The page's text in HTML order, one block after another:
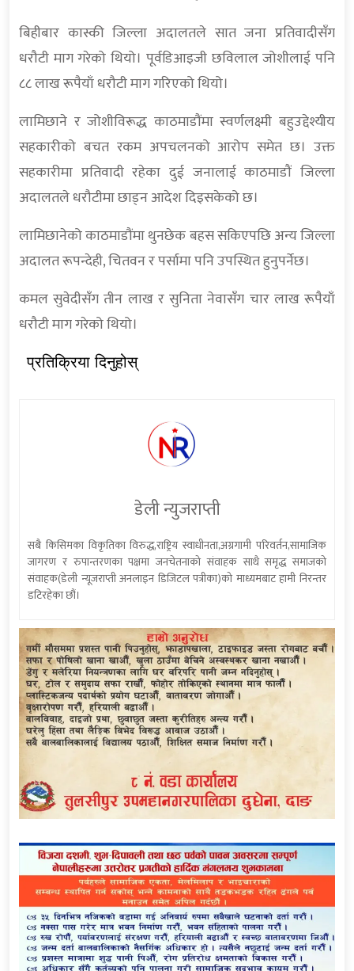
बिहीबार कास्की जिल्ला अदालतले सात जना प्रतिवादीसँग
धरौटी माग गरेको थियो। पूर्वडिआइजी छविलाल जोशीलाई पनि
८८ लाख रूपैयाँ धरौटी माग गरिएको थियो।
लामिछाने र जोशीविरूद्ध काठमाडौंमा स्वर्णलक्ष्मी बहुउद्देश्यीय
सहकारीको बचत रकम अपचलनको आरोप समेत छ। उक्त
सहकारीमा प्रतिवादी रहेका दुई जनालाई काठमाडौं जिल्ला
अदालतले धरौटीमा छाड्न आदेश दिइसकेको छ।
लामिछानेको काठमाडौंमा थुनछेक बहस सकिएपछि अन्य जिल्ला
अदालत रूपन्देही, चितवन र पर्सामा पनि उपस्थित हुनुपर्नेछ।
कमल सुवेदीसँग तीन लाख र सुनिता नेवासँग चार लाख रूपैयाँ
धरौटी माग गरेको थियो।
प्रतिक्रिया दिनुहोस्
डेली न्युजराप्ती
सबै किसिमका विकृतिका विरुद्ध,राष्ट्रिय स्वाधीनता,अग्रगामी परिवर्तन,सामाजिक
जागरण र रुपान्तरणका पक्षमा जनचेतनाको संवाहक साथै समृद्ध समाजको
संवाहक(डेली न्यूजराप्ती अनलाइन डिजिटल पत्रीका)को माध्यमबाट हामी निरन्तर
डटिरहेका छौं।